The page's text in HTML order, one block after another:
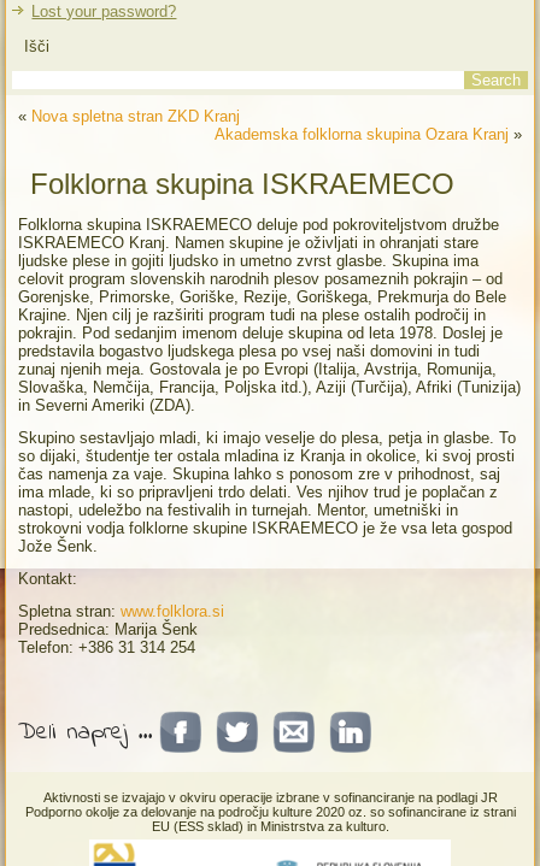
Lost your password?
Išči
« Nova spletna stran ZKD Kranj
Akademska folklorna skupina Ozara Kranj »
Folklorna skupina ISKRAEMECO
Folklorna skupina ISKRAEMECO deluje pod pokroviteljstvom družbe
ISKRAEMECO Kranj. Namen skupine je oživljati in ohranjati stare
ljudske plese in gojiti ljudsko in umetno zvrst glasbe. Skupina ima
celovit program slovenskih narodnih plesov posameznih pokrajin – od
Gorenjske, Primorske, Goriške, Rezije, Goriškega, Prekmurja do Bele
Krajine. Njen cilj je razširiti program tudi na plese ostalih področij in
pokrajin. Pod sedanjim imenom deluje skupina od leta 1978. Doslej je
predstavila bogastvo ljudskega plesa po vsej naši domovini in tudi
zunaj njenih meja. Gostovala je po Evropi (Italija, Avstrija, Romunija,
Slovaška, Nemčija, Francija, Poljska itd.), Aziji (Turčija), Afriki (Tunizija)
in Severni Ameriki (ZDA).
Skupino sestavljajo mladi, ki imajo veselje do plesa, petja in glasbe. To
so dijaki, študentje ter ostala mladina iz Kranja in okolice, ki svoj prosti
čas namenja za vaje. Skupina lahko s ponosom zre v prihodnost, saj
ima mlade, ki so pripravljeni trdo delati. Ves njihov trud je poplačan z
nastopi, udeležbo na festivalih in turnejah. Mentor, umetniški in
strokovni vodja folklorne skupine ISKRAEMECO je že vsa leta gospod
Jože Šenk.
Kontakt:
Spletna stran:www.folklora.si
Predsednica: Marija Šenk
Telefon: +386 31 314 254
Deli naprej ...
Aktivnosti se izvajajo v okviru operacije izbrane v sofinanciranje na podlagi JR
Podporno okolje za delovanje na področju kulture 2020 oz. so sofinancirane iz strani
EU (ESS sklad) in Ministrstva za kulturo.